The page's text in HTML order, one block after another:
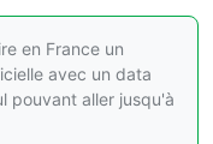
en France un
avec un data
pouvant aller jusqu'à